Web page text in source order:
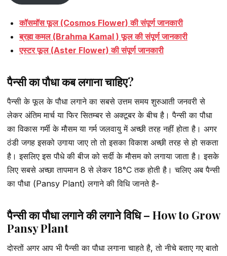
कॉसमॉस फूल (Cosmos Flower) की संपूर्ण जानकारी
ब्रह्म कमल (Brahma Kamal ) फूल की संपूर्ण जानकारी
एस्टर फूल (Aster Flower) की संपूर्ण जानकारी
पैन्सी का पौधा कब लगाना चाहिए?
पैन्सी के फूल के पौधा लगाने का सबसे उत्तम समय शुरुआती जनवरी से
लेकर अंतिम मार्च या फिर सितम्बर से अक्टूबर के बीच है। पैन्सी का पौधा
का विकास गर्मी के मौसम या गर्म जलवायु में अच्छी तरह नहीं होता है। अगर
ठंडी जगह इसको उगाया जाए तो तो इसका विकाश अच्छी तरह से हो सकता
है। इसलिए इस पौधे की बीज को सर्दी के मौसम को लगाया जाता है। इसके
लिए सबसे अच्छा तापमान 8 से लेकर 18°C तक होती है। चलिए अब पैन्सी
का पौधा (Pansy Plant) लगाने की विधि जानते है-
पैन्सी का पौधा लगाने की लगाने विधि – How to Grow
Pansy Plant
दोस्तों अगर आप भी पैन्सी का पौधा लगाना चाहते है, तो नीचे बताए गए बातो